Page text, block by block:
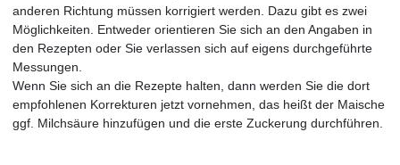
anderen Richtung müssen korrigiert werden. Dazu gibt es zwei
Möglichkeiten. Entweder orientieren Sie sich an den Angaben in
den Rezepten oder Sie verlassen sich auf eigens durchgeführte
Messungen.
Wenn Sie sich an die Rezepte halten, dann werden Sie die dort
empfohlenen Korrekturen jetzt vornehmen, das heißt der Maische
ggf. Milchsäure hinzufügen und die erste Zuckerung durchführen.